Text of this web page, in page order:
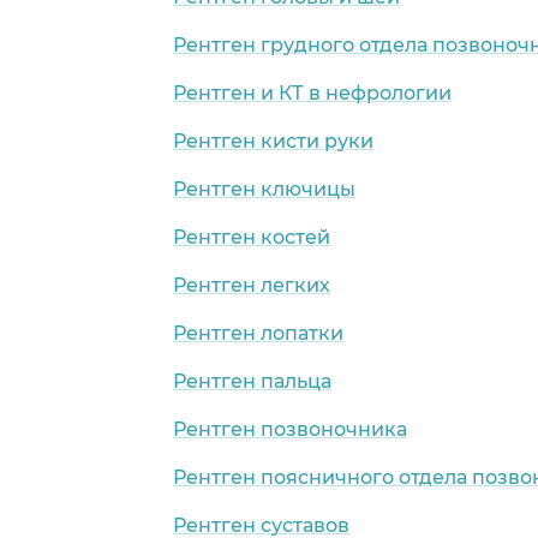
Рентген грудного отдела
Рентген и КТ в нефрологии
Рентген кисти руки
Рентген ключицы
Рентген костей
Рентген легких
Рентген лопатки
Рентген пальца
Рентген позвоночника
Рентген поясничного отдела
Рентген суставов